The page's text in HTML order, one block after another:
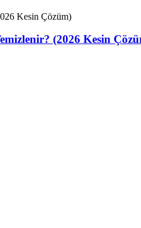
(2026 Kesin